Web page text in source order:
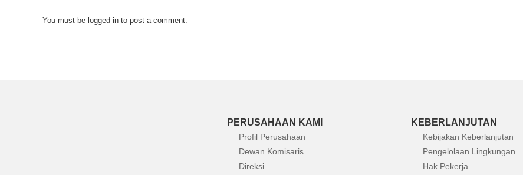
You must be logged in to post a comment.
PERUSAHAAN KAMI
Profil Perusahaan
Dewan Komisaris
Direksi
KEBERLANJUTAN
Kebijakan Keberlanjutan
Pengelolaan Lingkungan
Hak Pekerja